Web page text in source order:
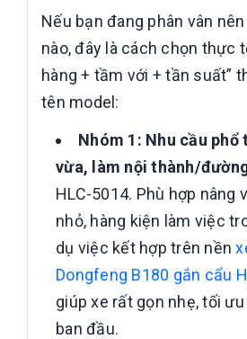
Nếu bạn đang phân vân
nào, đây là cách chọn thực
hàng + tầm với + tần suất”
tên model:
Nhóm 1: Nhu cầu phổ
vừa, làm nội thành/
HLC-5014. Phù hợp nâng
nhỏ, hàng kiện làm việc
dụ việc kết hợp trên nền
Dongfeng B180 gắn cẩu
giúp xe rất gọn nhẹ, tối
ban đầu.